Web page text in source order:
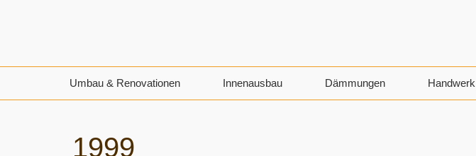
Umbau & Renovationen Innenausbau Dämmungen
1999